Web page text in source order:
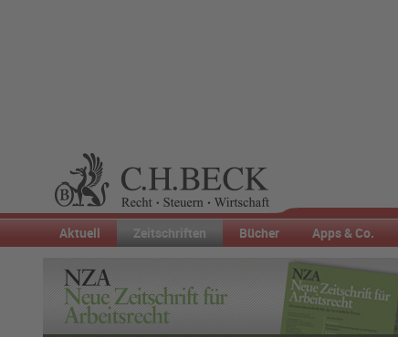
Aktuell Zeitschriften Bücher Apps & Co.